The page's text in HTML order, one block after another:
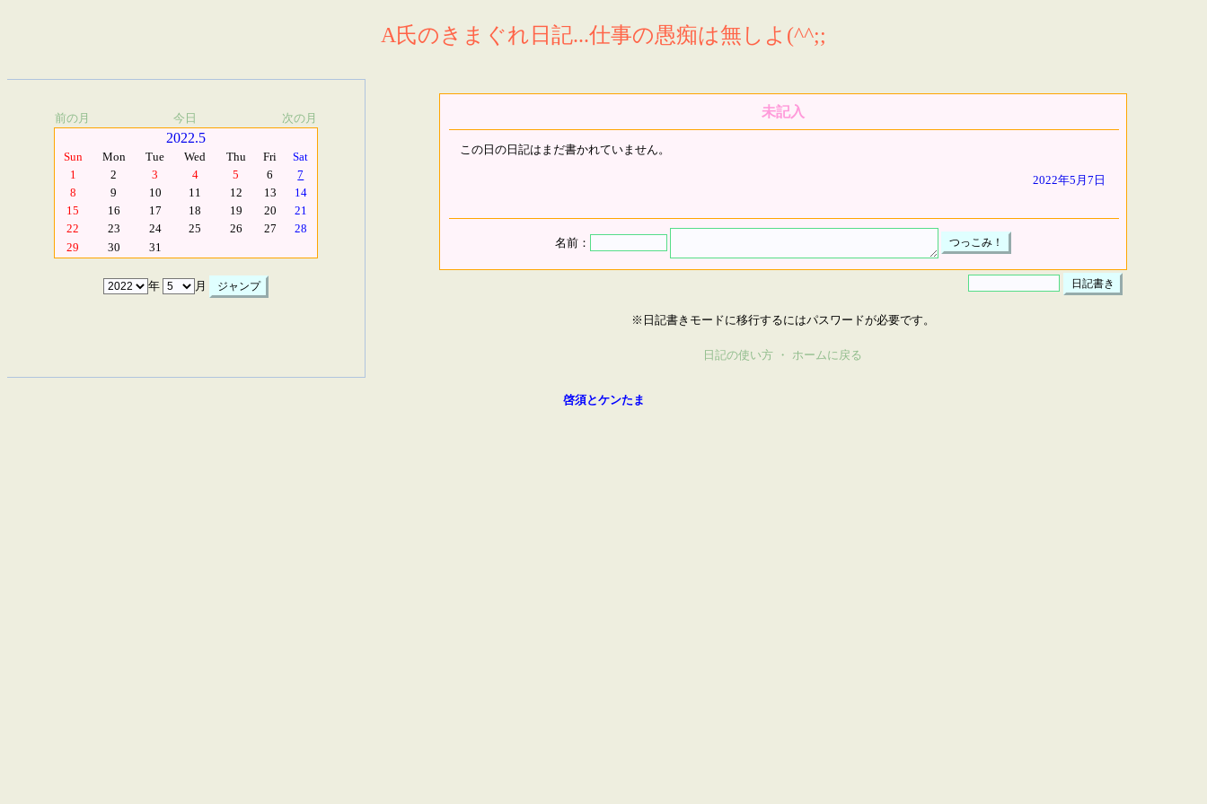
A氏のきまぐれ日記...仕事の愚痴は無しよ(^^;;
前の月 今日 次の月
2022.5
Sun Mon Tue Wed Thu Fri
Sat
1
2 3 4 5 6
7
8
9 10 11 12 13
14
15
16 17 18 19 20
21
22
23 24 25 26 27
28
29
30 31
年 月
未記入
この日の日記はまだ書かれていません。
2022年5月7日
名前：
※日記書きモードに移行するにはパスワードが必要です。
日記の使い方 ・ ホームに戻る
啓須とケンたま